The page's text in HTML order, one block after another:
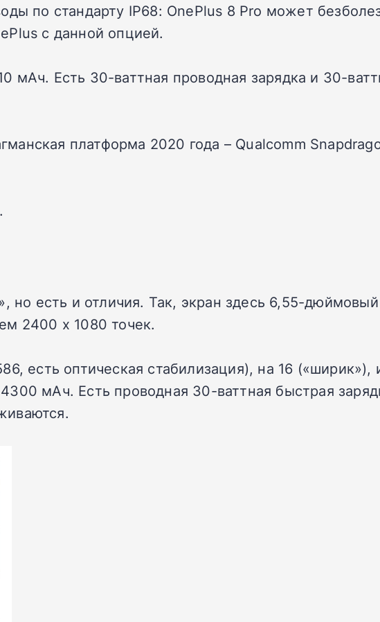
по стандарту IP68: OnePlus 8 Pro может
с данной опцией.
мАч. Есть 30-ваттная проводная зарядка и 30-
платформа 2020 года – Qualcomm
но есть и отличия. Так, экран здесь 6,55-
2400 х 1080 точек.
есть оптическая стабилизация), на 16 («ширик»),
мАч. Есть проводная 30-ваттная быстрая